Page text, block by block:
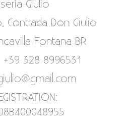
Giulio
Contrada Don Giulio
Fontana BR
328 8996531